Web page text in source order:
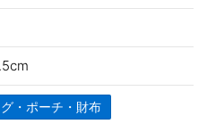
・ポーチ・財布